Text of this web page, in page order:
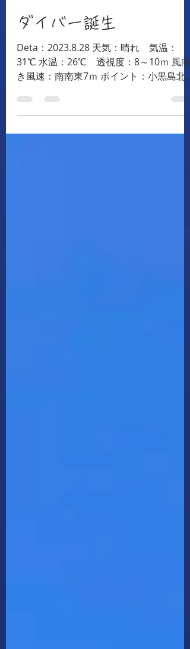
おぢか海旅マリンサポート
2023年9月6日
読了時間: 1分
ダイバー誕生
Deta：2023.8.28 天気：晴れ 気温：
き風速：南南東7ｍ ポイント：小黒島北
西・防波堤前 見た生物：ｿﾗｽｽﾞﾒﾀﾞｲ･ｸﾏﾉﾐ･
ﾒｼﾞﾅ･ﾊﾅﾊｾﾞ･ｲｼﾀﾞｲ･ｱｼﾞ ダイバーデビュー